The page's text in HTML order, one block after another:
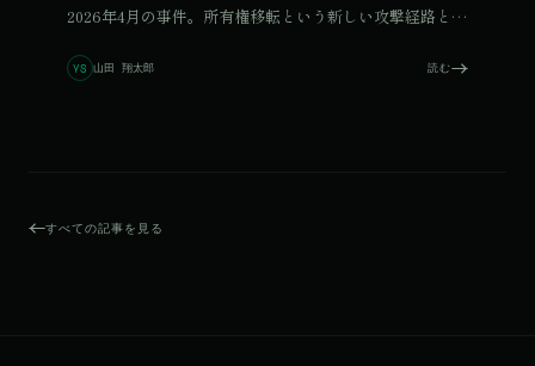
© 2026 Qurated. ReIT × Design L.
2026年4月の事件。所有権移転という新しい攻撃経路と、
を、メリット・デメリット両面で整理します。
YS 山田 翔太郎 読む
すべての記事を見る